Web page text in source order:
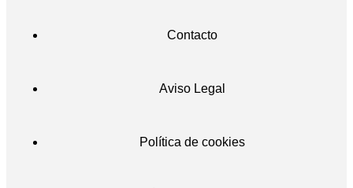
Contacto
Aviso Legal
Política de cookies